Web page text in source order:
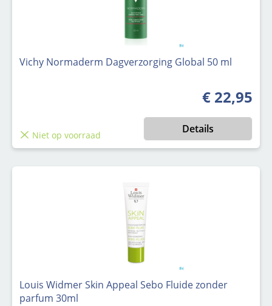
Vichy Normaderm Dagverzorging Global 50 ml
Normale
€ 22,95
Niet op voorraad Details
Louis Widmer Skin Appeal Sebo Fluide zonder
parfum 30ml